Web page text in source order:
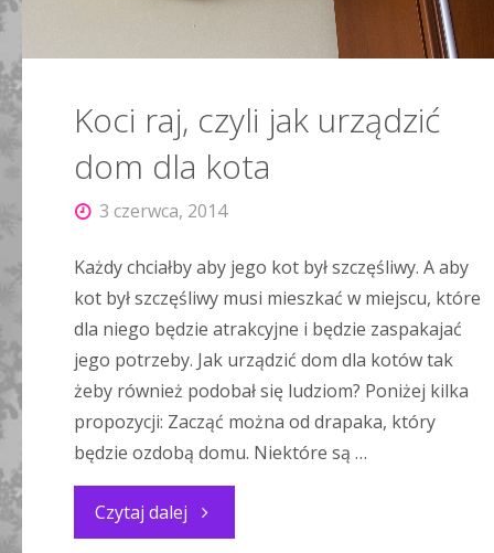
Koci raj, czyli jak urządzić
dom dla kota
3 czerwca, 2014
Każdy chciałby aby jego kot był szczęśliwy. A aby
kot był szczęśliwy musi mieszkać w miejscu, które
dla niego będzie atrakcyjne i będzie zaspakajać
jego potrzeby. Jak urządzić dom dla kotów tak
żeby również podobał się ludziom? Poniżej kilka
propozycji: Zacząć można od drapaka, który
będzie ozdobą domu. Niektóre są …
Czytaj dalej "Koci